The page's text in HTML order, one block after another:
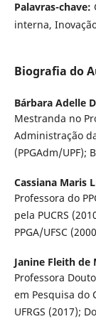
Palavras-chave:
interna,
Biografia do
Bárbara Adelle
Mestranda no
Administração
(PPGAdm/UPF);
Cassiana Maris
Professora do
pela PUCRS
PPGA/UFSC
Janine Fleith de
Professora
em Pesquisa do
UFRGS (2017);